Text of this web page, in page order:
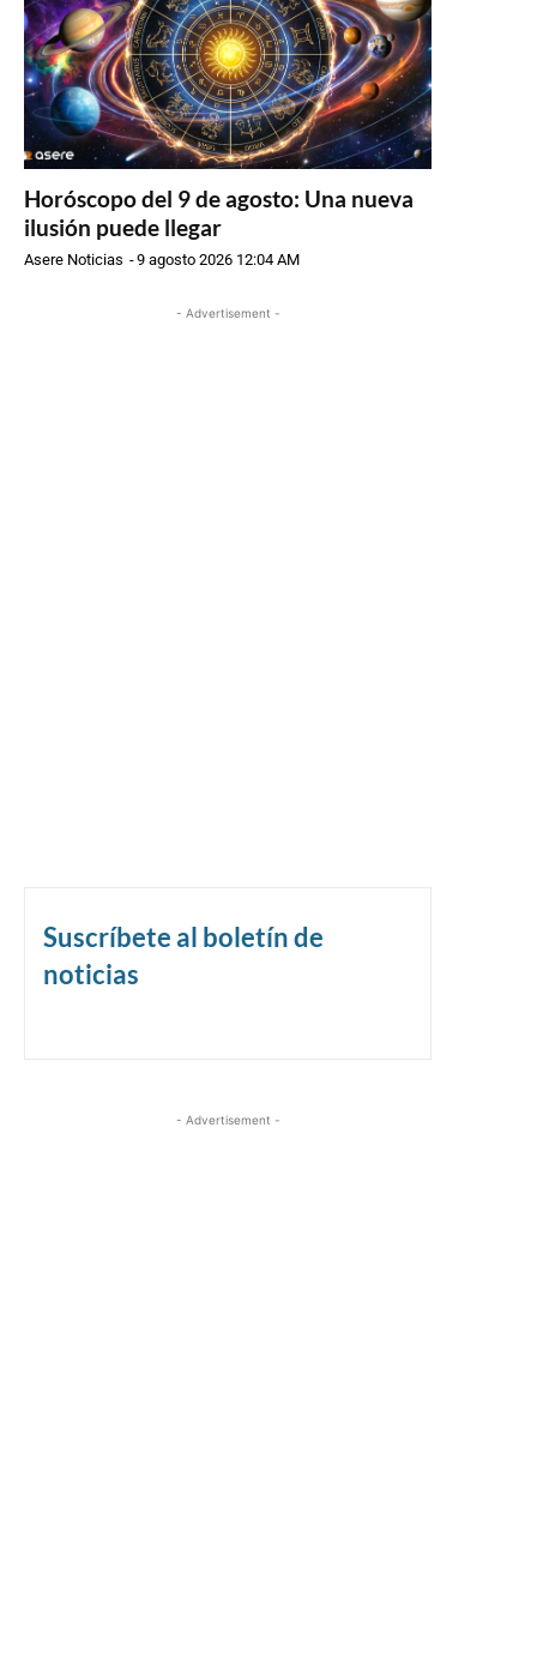
Horóscopo del 9 de agosto: Una nueva
ilusión puede llegar
Asere Noticias -9 agosto 2026 12:04 AM
- Advertisement -
Suscríbete al boletín de
noticias
- Advertisement -